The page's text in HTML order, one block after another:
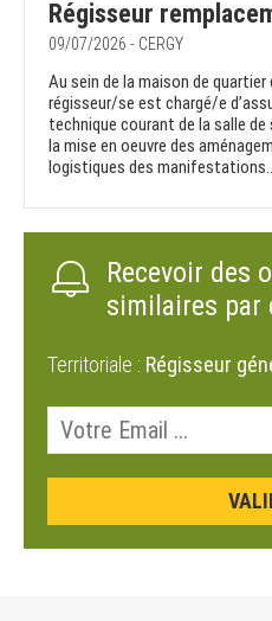
Régisseur
09/07/2026 - CERGY
Au sein de la maison de
régisseur/se est chargé/e
technique courant de la salle
la mise en oeuvre des
logistiques des
Recevoir des
similaires par
Territoriale : Régisseur